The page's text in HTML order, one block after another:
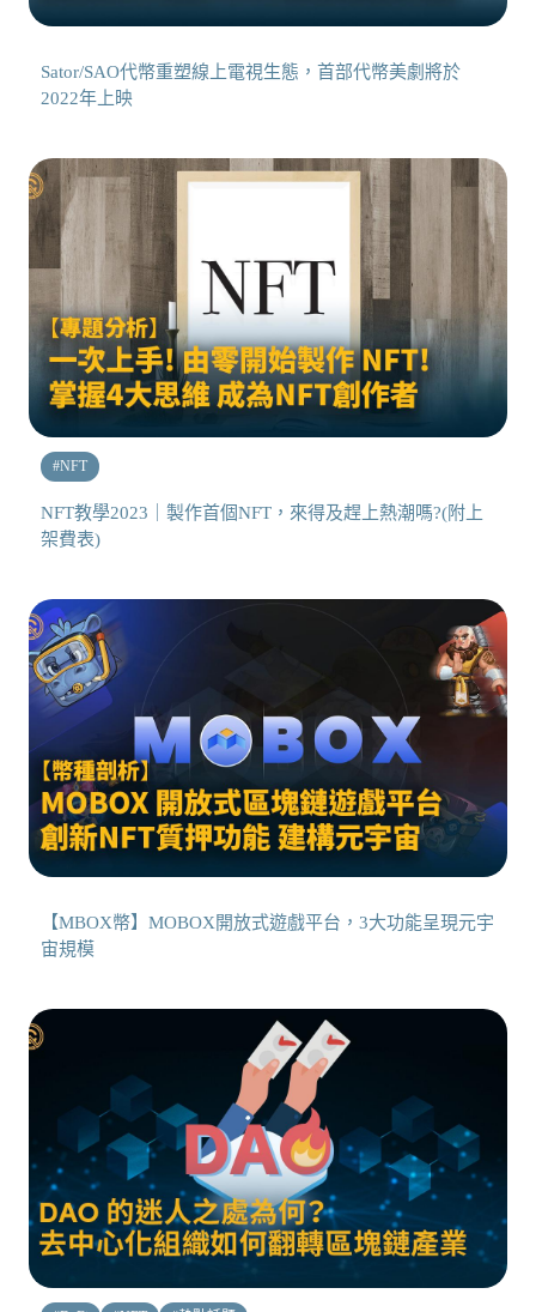
Sator/SAO代幣重塑線上電視生態，首部代幣美劇將於
2022年上映
#NFT
NFT教學2023｜製作首個NFT，來得及趕上熱潮嗎?(附上
架費表)
【MBOX幣】MOBOX開放式遊戲平台，3大功能呈現元宇
宙規模